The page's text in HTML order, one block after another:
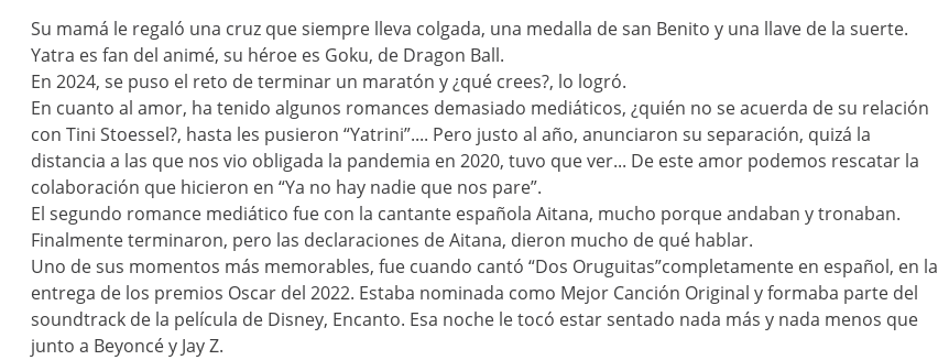
Su mamá le regaló una cruz que siempre lleva colgada, una medalla de san Benito y una llave de la suerte.
Yatra es fan del animé, su héroe es Goku, de Dragon Ball.
En 2024, se puso el reto de terminar un maratón y ¿qué crees?, lo logró.
En cuanto al amor, ha tenido algunos romances demasiado mediáticos, ¿quién no se acuerda de su relación
con Tini Stoessel?, hasta les pusieron “Yatrini”.... Pero justo al año, anunciaron su separación, quizá la
distancia a las que nos vio obligada la pandemia en 2020, tuvo que ver... De este amor podemos rescatar la
colaboración que hicieron en “Ya no hay nadie que nos pare”.
El segundo romance mediático fue con la cantante española Aitana, mucho porque andaban y tronaban.
Finalmente terminaron, pero las declaraciones de Aitana, dieron mucho de qué hablar.
Uno de sus momentos más memorables, fue cuando cantó “Dos Oruguitas”completamente en español, en la
entrega de los premios Oscar del 2022. Estaba nominada como Mejor Canción Original y formaba parte del
soundtrack de la película de Disney, Encanto. Esa noche le tocó estar sentado nada más y nada menos que
junto a Beyoncé y Jay Z.